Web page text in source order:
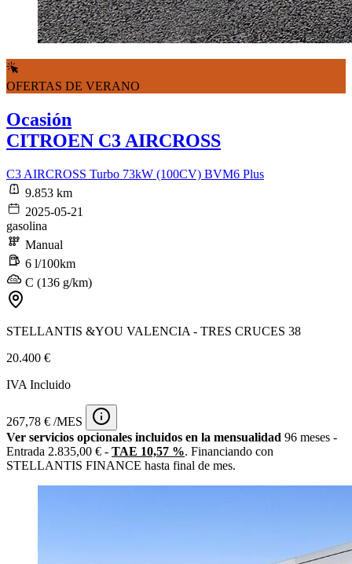
OFERTAS DE VERANO
Ocasión
CITROEN C3 AIRCROSS
C3 AIRCROSS Turbo 73kW (100CV) BVM6 Plus
9.853 km
2025-05-21
gasolina
Manual
6 l/100km
C (136 g/km)
STELLANTIS &YOU VALENCIA - TRES CRUCES 38
20.400 €
IVA Incluido
267,78 € /MES
Ver servicios opcionales incluidos en la mensualidad 96 meses -
Entrada 2.835,00 € - TAE 10,57 %. Financiando con
STELLANTIS FINANCE hasta final de mes.